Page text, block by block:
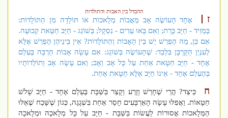
ההבדל בין האבות והתולדות
אֶחָד הָעוֹשֶׂה אָב מֵאֲבוֹת מְלָאכוֹת אוֹ תּוֹלָדָה מִן הַתּוֹלָדוֹת:
בְּמֵזִיד - חַיָּב כָּרֵת; וְאִם בָּאוּ עֵדִים - נִסְקָל; בְּשׁוֹגֵג - חַיָּב חַטָּאת קְבוּעָה.
אִם כֵּן, מַה הֶפְרֵשׁ יֵשׁ בֵּין הָאָבוֹת וְהַתּוֹלָדוֹת? אֵין בֵּינֵיהֶן הֶפְרֵשׁ אֶלָּא
לְעִנְיַן הַקָּרְבָּן בִּלְבַד: שֶׁהָעוֹשֶׂה בְּשׁוֹגֵג: אִם עָשָׂה אָבוֹת הַרְבֵּה בֶּעְלֵם
אֶחָד - חַיָּב חַטָּאת אַחַת עַל כָּל אָב וְאָב; וְאִם עָשָׂה אָב וְתוֹלְדוֹתָיו
בְּהֶעְלֵם אֶחָד - אֵינוֹ חַיָּב אֶלָּא חַטָּאת אַחַת.
כֵּיצַד? הֲרֵי שֶׁחָרַשׁ וְזָרַע וְקָצַר בַּשַּׁבָּת בֶּעְלֵם אֶחָד - חַיָּב שָׁלשׁ
חַטָּאוֹת. וַאֲפִלּוּ עָשָׂה הָאַרְבָּעִים חָסֵר אַחַת בִּשְׁגָגָה, כְּגוֹן שֶׁשָּׁכַח שֶׁאֵלּוּ
הַמְּלָאכוֹת אֲסוּרוֹת לַעֲשׂוֹת בַּשַּׁבָּת - חַיָּב עַל כָּל מְלָאכָה וּמְלָאכָה